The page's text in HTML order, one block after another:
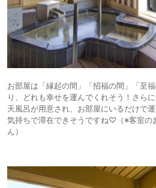
お部屋は「縁起の間」「招福の間」「至
り、どれも幸せを運んでくれそう！さら
天風呂が用意され、お部屋にいるだけで
気持ちで滞在できそうですね♡（※客室の
ん）